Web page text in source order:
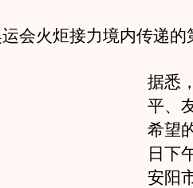
火炬接力境内传递的
据悉
平、
希望
日下
安阳